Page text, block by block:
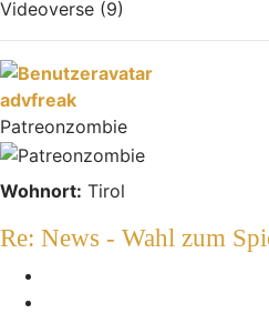
Videoverse (9)
advfreak
Patreonzombie
Wohnort: Tirol
Re: News - Wahl zum